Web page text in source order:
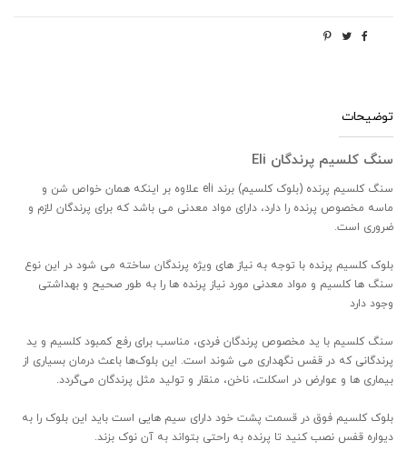
توضیحات
سنگ کلسیم پرندگان Eli
سنگ کلسیم پرنده (بلوک کلسیم) برند eli علاوه بر اینکه همان خواص شن و
ماسه مخصوص پرنده را دارد، دارای مواد معدنی می باشد که برای پرندگان لازم و
ضروری است.
بلوک کلسیم پرنده با توجه به نیاز های ویژه پرندگان ساخته می شود در این نوع
سنگ ها کلسیم و مواد معدنی مورد نیاز پرنده ها را به طور صحیح و بهداشتی
وجود دارد
سنگ کلسیم با ید مخصوص پرندگان فردی، مناسب برای رفع کمبود کلسیم و ید
پرندگانی که در قفس نگهداری می شوند است. این بلوک‌ها باعث درمان بسیاری از
بیماری ها و عوارض در اسکلت، ناخن، منقار و تولید مثل پرندگان می‌گردد.
بلوک کلسیم فوق در قسمت پشت خود دارای سیم هایی است باید این بلوک را به
دیواره قفس نصب کنید تا پرنده به راحتی بتواند به آن نوک بزند.